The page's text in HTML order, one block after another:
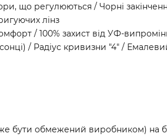
що регулюються / Чорні
лінз
/ 100% захист від УФ-
/ Радіус кривизни "4" /
бути обмежений виробником) на